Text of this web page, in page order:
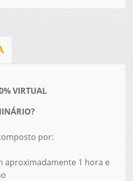
VIRTUAL
por:
aproximadamente 1 hora e